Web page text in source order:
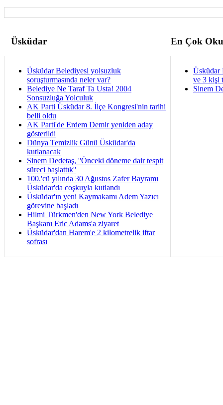
Üsküdar En Çok
Üsküdar Belediyesi yolsuzluk
soruşturmasında neler var?
Belediye Ne Taraf Ta Usta! 2004
Sonsuzluğa Yolculuk
AK Parti Üsküdar 8. İlçe Kongresi'nin tarihi
belli oldu
AK Parti'de Erdem Demir yeniden aday
gösterildi
Dünya Temizlik Günü Üsküdar'da
kutlanacak
Sinem Dedetaş, ''Önceki döneme dair tespit
süreci başlattık''
100.'cü yılında 30 Ağustos Zafer Bayramı
Üsküdar'da coşkuyla kutlandı
Üsküdar'ın yeni Kaymakamı Adem Yazıcı
görevine başladı
Hilmi Türkmen'den New York Belediye
Başkanı Eric Adams'a ziyaret
Üsküdar'dan Harem'e 2 kilometrelik iftar
sofrası
Üsküdar
ve 3 kişi
Sinem